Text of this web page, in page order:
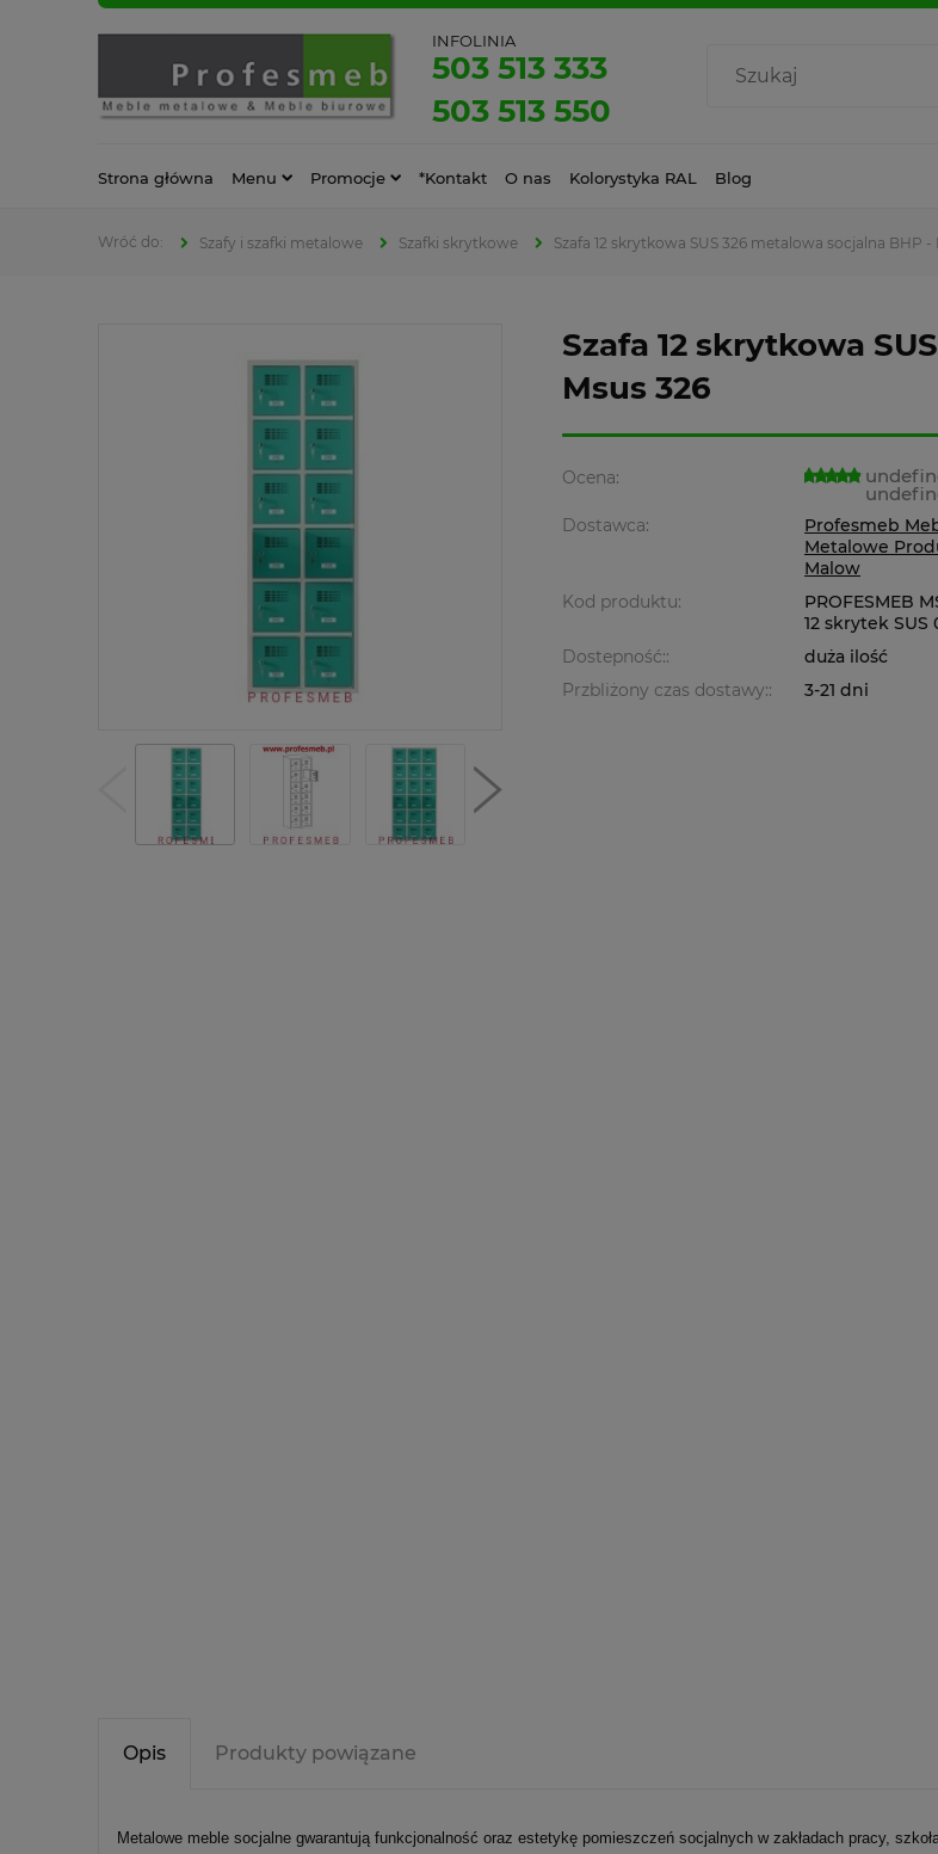
INFOLINIA
503 513 333
503 513 550
Strona główna Menu Promocje *Kontakt O nas Kolorystyka RAL Blog
Szafy i szafki metalowe Szafki skrytkowe Szafa 12 skrytkowa SUS 326 metalowa socjalna BHP -
Szafa 12 skrytkowa
Msus 326
Ocena:
Dostawca:
Profesmeb
Metalowe
Malow
Kod produktu:
PROFESMEB
12 skrytek SUS
Dostepność::
duża ilość
Przbliżony czas dostawy::
3-21 dni
Opis Produkty powiązane
Metalowe meble socjalne gwarantują funkcjonalność oraz estetykę pomieszczeń socjalnych w zakładach pracy,